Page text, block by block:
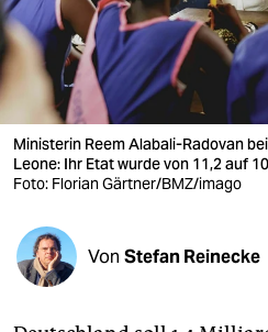
verlag
veranstaltungen
shop
fragen & hilfe
unterstützen
abo
genossenschaft
epaper login
Ministerin Reem Alabali-Radovan
Leone: Ihr Etat wurde von 11,2 auf
Foto: Florian Gärtner/BMZ/imago
Von Stefan Reinecke